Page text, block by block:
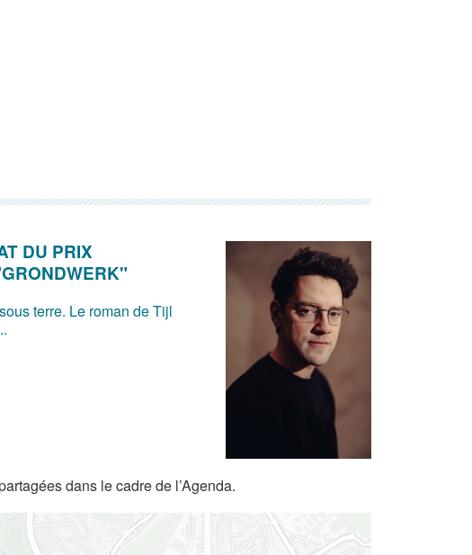
DU PRIX
terre. Le roman de Tijl
dans le cadre de l’Agenda.